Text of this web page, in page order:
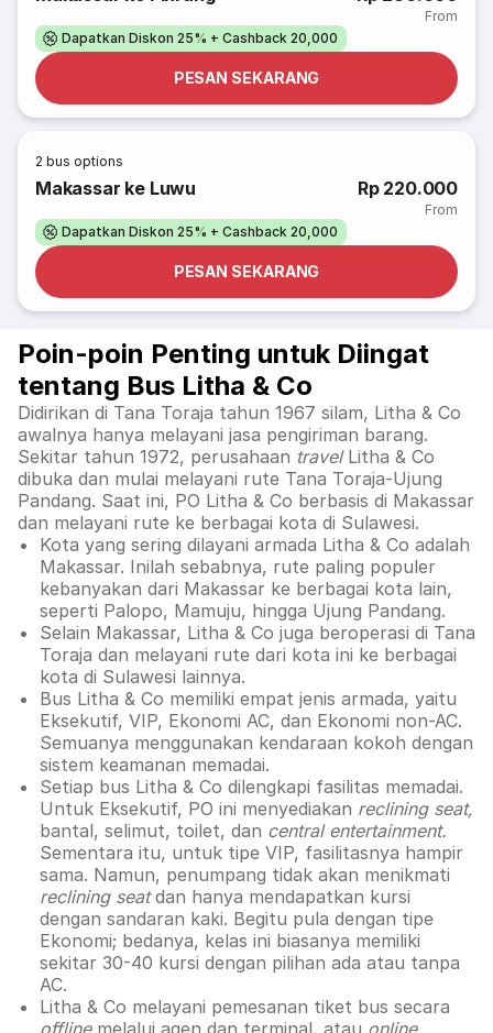
From
Dapatkan Diskon 25% + Cashback 20,000
PESAN SEKARANG
2 bus options
Makassar ke Luwu Rp 220.000
From
Dapatkan Diskon 25% + Cashback 20,000
PESAN SEKARANG
Poin-poin Penting untuk Diingat
tentang Bus Litha & Co
Didirikan di Tana Toraja tahun 1967 silam, Litha & Co
awalnya hanya melayani jasa pengiriman barang.
Sekitar tahun 1972, perusahaan travelLitha & Co
dibuka dan mulai melayani rute Tana Toraja-Ujung
Pandang. Saat ini, PO Litha & Co berbasis di Makassar
dan melayani rute ke berbagai kota di Sulawesi.
Kota yang sering dilayani armada Litha & Co adalah
Makassar. Inilah sebabnya, rute paling populer
kebanyakan dari Makassar ke berbagai kota lain,
seperti Palopo, Mamuju, hingga Ujung Pandang.
Selain Makassar, Litha & Co juga beroperasi di Tana
Toraja dan melayani rute dari kota ini ke berbagai
kota di Sulawesi lainnya.
Bus Litha & Co memiliki empat jenis armada, yaitu
Eksekutif, VIP, Ekonomi AC, dan Ekonomi non-AC.
Semuanya menggunakan kendaraan kokoh dengan
sistem keamanan memadai.
Setiap bus Litha & Co dilengkapi fasilitas memadai.
Untuk Eksekutif, PO ini menyediakan reclining seat,
bantal, selimut, toilet, dan central entertainment.
Sementara itu, untuk tipe VIP, fasilitasnya hampir
sama. Namun, penumpang tidak akan menikmati
reclining seatdan hanya mendapatkan kursi
dengan sandaran kaki. Begitu pula dengan tipe
Ekonomi; bedanya, kelas ini biasanya memiliki
sekitar 30-40 kursi dengan pilihan ada atau tanpa
AC.
Litha & Co melayani pemesanan tiket bus secara
offlinemelalui agen dan terminal, atau online